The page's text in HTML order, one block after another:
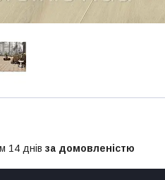
14 днів за домовленістю